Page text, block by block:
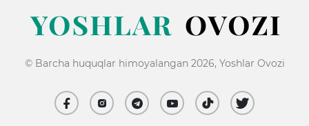
© Barcha huquqlar himoyalangan 2026, Yoshlar Ovozi